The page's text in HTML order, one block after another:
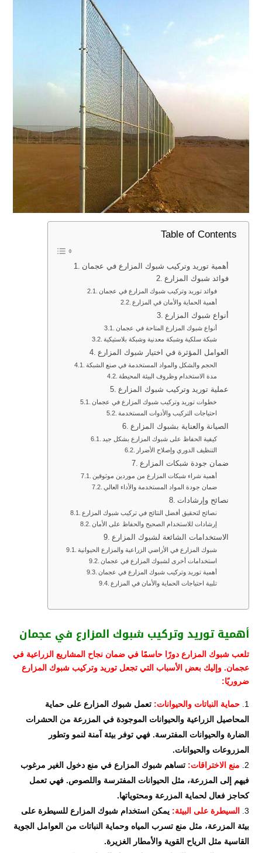
Table of Contents
أهمية توريد وتركيب شبوك المزارع في عجمان
فوائد شبوك المزارع
فوائد توريد وتركيب شبوك المزارع في عجمان
أهمية الحماية والأمان في المزارع
أنواع شبوك المزارع
أنواع شبوك المزارع المتاحة في عجمان
شبكة سلكية وشبكة معدنية وشبكة بلاستيكية
العوامل المؤثرة في اختيار شبوك المزارع
الحجم والشكل والمواد المستخدمة في صنع الشبكة
مدة الاستخدام وظروف البيئة المحيطة
عملية توريد وتركيب شبوك المزارع
خطوات توريد وتركيب شبوك المزارع في عجمان
احتياجات التركيب والأدوات المستخدمة
الصيانة والعناية بشبوك المزارع
كيفية الحفاظ على شبوك المزارع بشكل جيد
التنظيف الدوري وإصلاح الأضرار
ضمان جودة شبكات المزارع
أهمية شراء شبكات المزارع من موردين موثوقين
ضمان جودة المواد المستخدمة والأداء العالي
نصائح وإرشادات
نصائح لتحقيق أفضل النتائج في تركيب شبوك المزارع
إرشادات للاستخدام الصحيح والحفاظ على الأمان
الاستخدامات الشائعة لشبوك المزارع
شبوك المزارع في الأراضي الزراعية والمزارع الحيوانية
استخدامات أخرى لشبوك المزارع في عجمان
أهمية توريد وتركيب شبوك المزارع في عجمان
تلبية احتياجات الحماية والأمان في المزارع
أهمية توريد وتركيب شبوك المزارع في عجمان
تلعب شبوك المزارع دورًا حاسمًا في ضمان نجاح المشاريع الزراعية في
عجمان. وإليك بعض الأسباب التي تجعل توريد وتركيب شبوك المزارع
ضروريًا:
حماية النباتات والحيوانات: تعمل شبوك المزارع على حماية
المحاصيل الزراعية والحيوانات الموجودة في المزرعة من الحشرات
الضارة والحيوانات المفترسة. فهي توفر بيئة آمنة لنمو وتطور
المزروعات والحيوانات.
منع الاختراقات: تساهم شبوك المزارع في منع دخول الغير مرغوب
فيهم إلى المزرعة، مثل الحيوانات المفترسة واللصوص. فهي تعمل
كحاجز فعال لحماية المزرعة ومحتوياتها.
السيطرة على البيئة: يمكن استخدام شبوك المزارع للسيطرة على
بيئة المزرعة، مثل منع تسرب المياه وحماية النباتات من العوامل الجوية
القاسية مثل الرياح القوية والأمطار الغزيرة.